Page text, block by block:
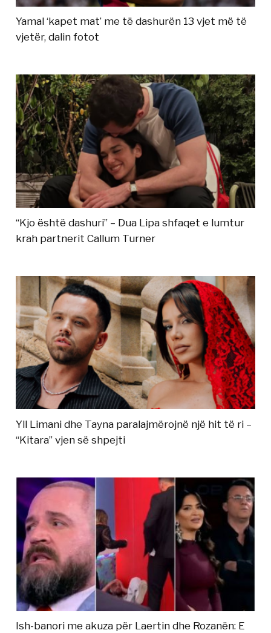
Yamal ‘kapet mat’ me të dashurën 13 vjet më të
vjetër, dalin fotot
“Kjo është dashuri” – Dua Lipa shfaqet e lumtur
krah partnerit Callum Turner
Yll Limani dhe Tayna paralajmërojnë një hit të ri –
“Kitara” vjen së shpejti
Ish-banori me akuza për Laertin dhe Rozanën: E